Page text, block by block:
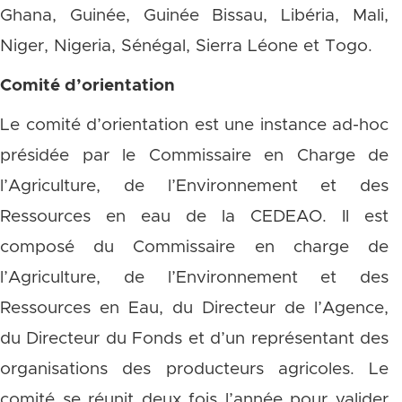
Ghana, Guinée, Guinée Bissau, Libéria, Mali,
Niger, Nigeria, Sénégal, Sierra Léone et Togo.
Comité d’orientation
Le comité d’orientation est une instance ad-hoc
présidée par le Commissaire en Charge de
l’Agriculture, de l’Environnement et des
Ressources en eau de la CEDEAO. Il est
composé du Commissaire en charge de
l’Agriculture, de l’Environnement et des
Ressources en Eau, du Directeur de l’Agence,
du Directeur du Fonds et d’un représentant des
organisations des producteurs agricoles. Le